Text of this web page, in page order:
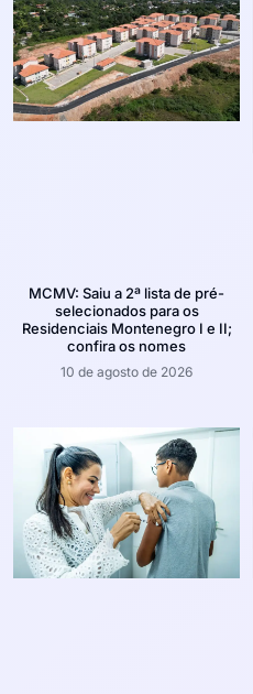
MCMV: Saiu a 2ª lista de pré-
selecionados para os
Residenciais Montenegro I e II;
confira os nomes
10 de agosto de 2026